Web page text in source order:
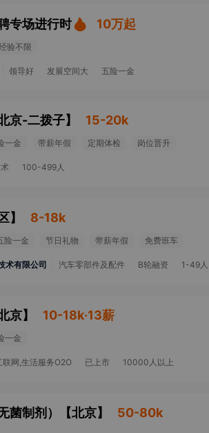
专场进行时 10万起
验不限
领导好 发展空间大 五险一金
京-二拨子】 15-20k
一金 带薪年假 定期体检 岗位晋升
100-499人
】 8-18k
险一金 节日礼物 带薪年假 免费班车
术有限公司 汽车零部件及配件 B轮融资 1-49人
京】 10-18k·13薪
一金
联网,生活服务O2O 已上市 10000人以上
菌制剂） 【北京】 50-80k